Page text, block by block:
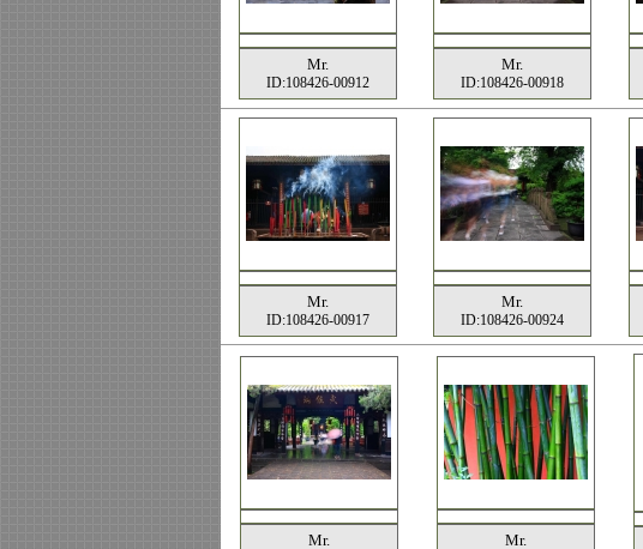
Mr.
ID:108426-00912
Mr.
ID:108426-00918
Mr.
ID:108426-00917
Mr.
ID:108426-00924
Mr. Mr.